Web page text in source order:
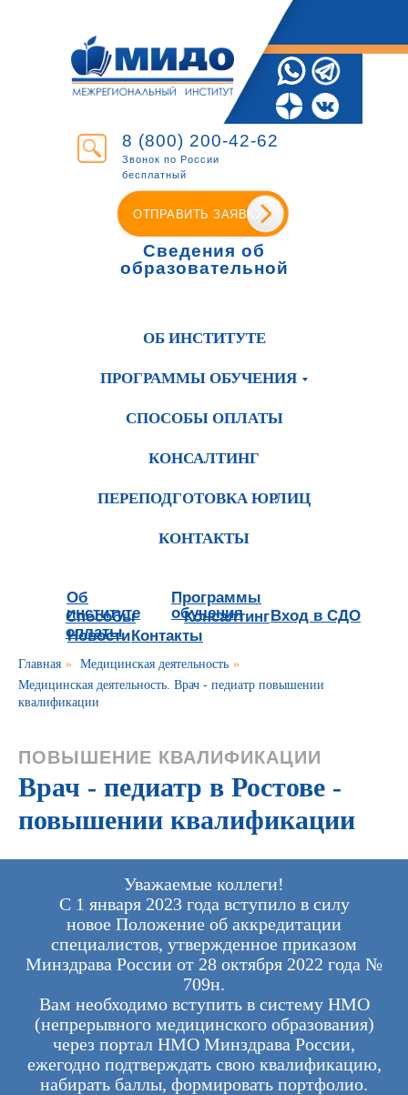
8 (800) 200-42-62
Звонок по России
бесплатный
ОТПРАВИТЬ ЗАЯВКУ
Сведения об
образовательной
ОБ ИНСТИТУТЕ
ПРОГРАММЫ ОБУЧЕНИЯ
СПОСОБЫ ОПЛАТЫ
КОНСАЛТИНГ
ПЕРЕПОДГОТОВКА ЮРЛИЦ
КОНТАКТЫ
Об
институте
Программы
обучения
Способы
оплаты
Консалтинг
Новости
Вход в СДО
Контакты
Главная » Медицинская деятельность »
Медицинская деятельность. Врач - педиатр повышении
квалификации
ПОВЫШЕНИЕ КВАЛИФИКАЦИИ
Врач - педиатр в Ростове -
повышении квалификации
Уважаемые коллеги!
С 1 января 2023 года вступило в силу
новое Положение об аккредитации
специалистов, утвержденное приказом
Минздрава России от 28 октября 2022 года №
709н.
Вам необходимо вступить в систему НМО
(непрерывного медицинского образования)
через портал НМО Минздрава России,
ежегодно подтверждать свою квалификацию,
набирать баллы, формировать портфолио.